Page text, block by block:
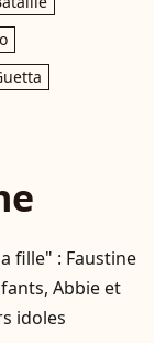
fille" : Faustine
Abbie et
idoles